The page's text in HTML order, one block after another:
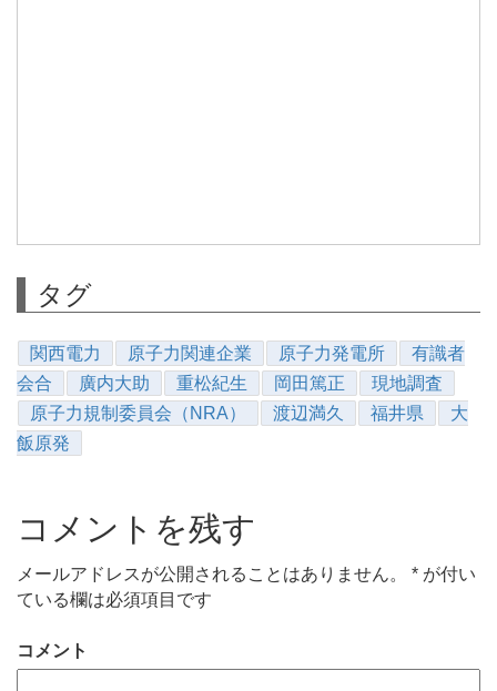
タグ
関西電力 原子力関連企業 原子力発電所
有識者
会合
廣内大助 重松紀生 岡田篤正
現地調査
原子力規制委員会（NRA）
渡辺満久 福井県
大
飯原発
コメントを残す
メールアドレスが公開されることはありません。 * が付い
ている欄は必須項目です
コメント